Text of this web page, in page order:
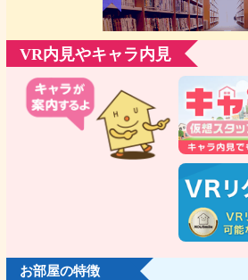
VR内見やキャラ内見
お部屋の特徴